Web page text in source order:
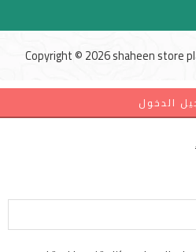
Copyright © 2026 shaheen store
الدخول